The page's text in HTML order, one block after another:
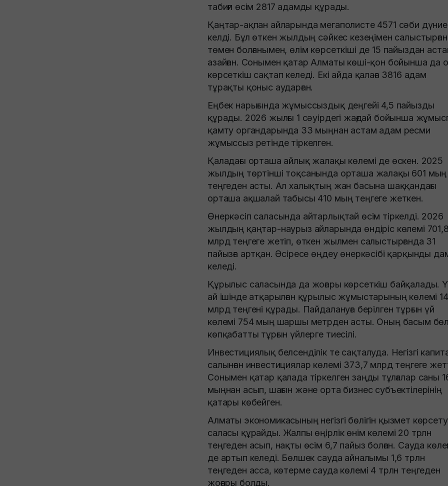
табиғи өсім 2817 адамды құрады.
Қаңтар-ақпан айларында мегаполисте 4571 сәби
келді. Бұл өткен жылдың сәйкес кезеңімен
төмен болғанымен, өлім көрсеткіші де 15 пайыздан
азайған. Сонымен қатар Алматы көші-қон бойынша да
көрсеткіш сақтап келеді. Екі айда қалаға 3816 адам
тұрақты қоныс аударған.
Еңбек нарығында жұмыссыздық деңгейі 4,5 пайызды
құрады. 2026 жылғы 1 сәуірдегі жағдай бойынша
қамту органдарында 33 мыңнан астам адам ресми
жұмыссыз ретінде тіркелген.
Қаладағы орташа айлық жалақы көлемі де өскен. 2025
жылдың төртінші тоқсанында орташа жалақы 601 мың
теңгеден асты. Ал халықтың жан басына шаққандағы
орташа ақшалай табысы 410 мың теңгеге жеткен.
Өнеркәсіп саласында айтарлықтай өсім тіркелді. 2026
жылдың қаңтар-наурыз айларында өндіріс көлемі 701,8
млрд теңгеге жетіп, өткен жылмен салыстырғанда 31
пайызға артқан. Әсіресе өңдеу өнеркәсібі қарқынды
келеді.
Құрылыс саласында да жоғары көрсеткіш байқалады.
ай ішінде атқарылған құрылыс жұмыстарының көлемі
млрд теңгені құрады. Пайдалануға берілген тұрғын үй
көлемі 754 мың шаршы метрден асты. Оның басым
көпқабатты тұрғын үйлерге тиесілі.
Инвестициялық белсенділік те сақталуда. Негізгі
салынған инвестициялар көлемі 373,7 млрд теңгеге
Сонымен қатар қалада тіркелген заңды тұлғалар саны
мыңнан асып, шағын және орта бизнес субъектілерінің
қатары көбейген.
Алматы экономикасының негізгі бөлігін қызмет көрсету
саласы құрайды. Жалпы өңірлік өнім көлемі 20 трлн
теңгеден асып, нақты өсім 6,7 пайыз болған. Сауда
де артып келеді. Бөлшек сауда айналымы 1,6 трлн
теңгеден асса, көтерме сауда көлемі 4 трлн теңгеден
жоғары болды.